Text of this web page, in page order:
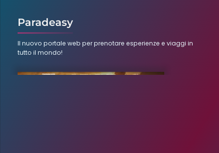
Paradeasy
Il nuovo portale web per prenotare esperienze e viaggi in
tutto il mondo!